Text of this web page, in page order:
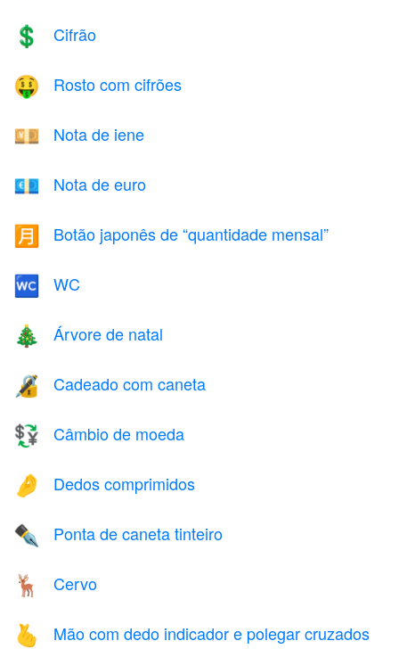
💲 Cifrão
🤑 Rosto com cifrões
💴 Nota de iene
💶 Nota de euro
🈷️ Botão japonês de “quantidade mensal”
🚾 WC
🎄 Árvore de natal
🔏 Cadeado com caneta
💱 Câmbio de moeda
🤌 Dedos comprimidos
✒️ Ponta de caneta tinteiro
🦌 Cervo
🫰 Mão com dedo indicador e polegar cruzados